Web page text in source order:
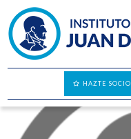
HAZTE SOCIO